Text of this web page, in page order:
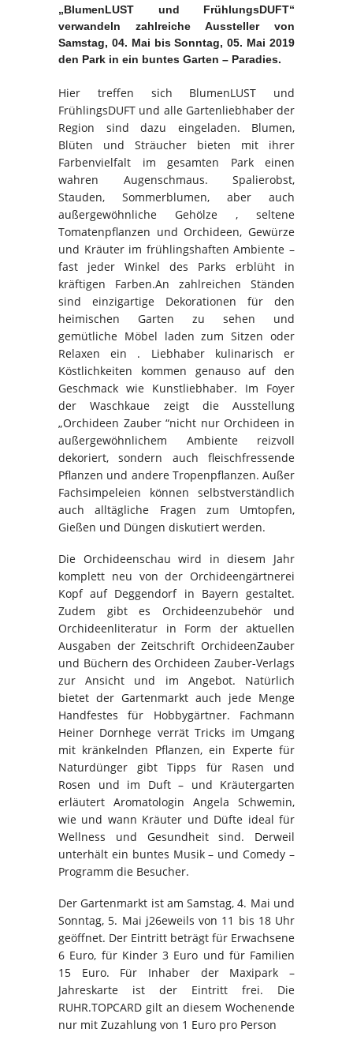
„BlumenLUST und FrühlungsDUFT“
verwandeln zahlreiche Aussteller von
Samstag, 04. Mai bis Sonntag, 05. Mai 2019
den Park in ein buntes Garten – Paradies.
Hier treffen sich BlumenLUST und
FrühlingsDUFT und alle Gartenliebhaber der
Region sind dazu eingeladen. Blumen,
Blüten und Sträucher bieten mit ihrer
Farbenvielfalt im gesamten Park einen
wahren Augenschmaus. Spalierobst,
Stauden, Sommerblumen, aber auch
außergewöhnliche Gehölze , seltene
Tomatenpflanzen und Orchideen, Gewürze
und Kräuter im frühlingshaften Ambiente –
fast jeder Winkel des Parks erblüht in
kräftigen Farben.An zahlreichen Ständen
sind einzigartige Dekorationen für den
heimischen Garten zu sehen und
gemütliche Möbel laden zum Sitzen oder
Relaxen ein . Liebhaber kulinarisch er
Köstlichkeiten kommen genauso auf den
Geschmack wie Kunstliebhaber. Im Foyer
der Waschkaue zeigt die Ausstellung
„Orchideen Zauber “nicht nur Orchideen in
außergewöhnlichem Ambiente reizvoll
dekoriert, sondern auch fleischfressende
Pflanzen und andere Tropenpflanzen. Außer
Fachsimpeleien können selbstverständlich
auch alltägliche Fragen zum Umtopfen,
Gießen und Düngen diskutiert werden.
Die Orchideenschau wird in diesem Jahr
komplett neu von der Orchideengärtnerei
Kopf auf Deggendorf in Bayern gestaltet.
Zudem gibt es Orchideenzubehör und
Orchideenliteratur in Form der aktuellen
Ausgaben der Zeitschrift OrchideenZauber
und Büchern des Orchideen Zauber-Verlags
zur Ansicht und im Angebot. Natürlich
bietet der Gartenmarkt auch jede Menge
Handfestes für Hobbygärtner. Fachmann
Heiner Dornhege verrät Tricks im Umgang
mit kränkelnden Pflanzen, ein Experte für
Naturdünger gibt Tipps für Rasen und
Rosen und im Duft – und Kräutergarten
erläutert Aromatologin Angela Schwemin,
wie und wann Kräuter und Düfte ideal für
Wellness und Gesundheit sind. Derweil
unterhält ein buntes Musik – und Comedy –
Programm die Besucher.
Der Gartenmarkt ist am Samstag, 4. Mai und
Sonntag, 5. Mai j26eweils von 11 bis 18 Uhr
geöffnet. Der Eintritt beträgt für Erwachsene
6 Euro, für Kinder 3 Euro und für Familien
15 Euro. Für Inhaber der Maxipark –
Jahreskarte ist der Eintritt frei. Die
RUHR.TOPCARD gilt an diesem Wochenende
nur mit Zuzahlung von 1 Euro pro Person